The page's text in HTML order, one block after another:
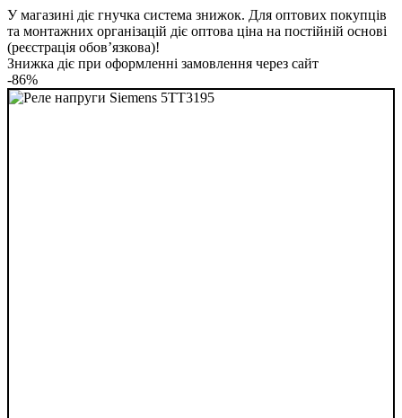
У магазині діє гнучка система знижок. Для оптових покупців
та монтажних організацій діє оптова ціна на постійній основі
(реєстрація обов’язкова)!
Знижка діє при оформленні замовлення через сайт
-86%